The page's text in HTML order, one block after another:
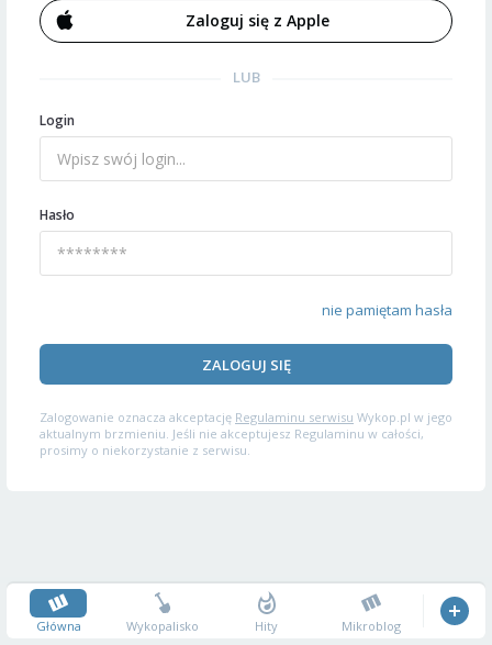
Zaloguj się z Apple
LUB
Login
Hasło
nie pamiętam hasła
ZALOGUJ SIĘ
Zalogowanie oznacza akceptację Regulaminu serwisu Wykop.pl w jego
aktualnym brzmieniu. Jeśli nie akceptujesz Regulaminu w całości,
prosimy o niekorzystanie z serwisu.
Główna Wykopalisko Hity Mikroblog